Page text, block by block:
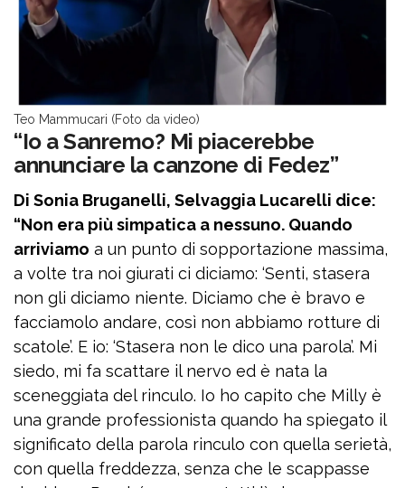
Teo Mammucari (Foto da video)
“Io a Sanremo? Mi piacerebbe
annunciare la canzone di Fedez”
Di Sonia Bruganelli, Selvaggia Lucarelli dice:
“Non era più simpatica a nessuno. Quando
arriviamo a un punto di sopportazione massima,
a volte tra noi giurati ci diciamo: ‘Senti, stasera
non gli diciamo niente. Diciamo che è bravo e
facciamolo andare, così non abbiamo rotture di
scatole’. E io: ‘Stasera non le dico una parola’. Mi
siedo, mi fa scattare il nervo ed è nata la
sceneggiata del rinculo. Io ho capito che Milly è
una grande professionista quando ha spiegato il
significato della parola rinculo con quella serietà,
con quella freddezza, senza che le scappasse